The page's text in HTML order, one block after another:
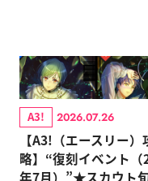
A3! 2026.07.26
【A3!（エースリー）
略】“復刻イベント（
年7月）”★スカウト